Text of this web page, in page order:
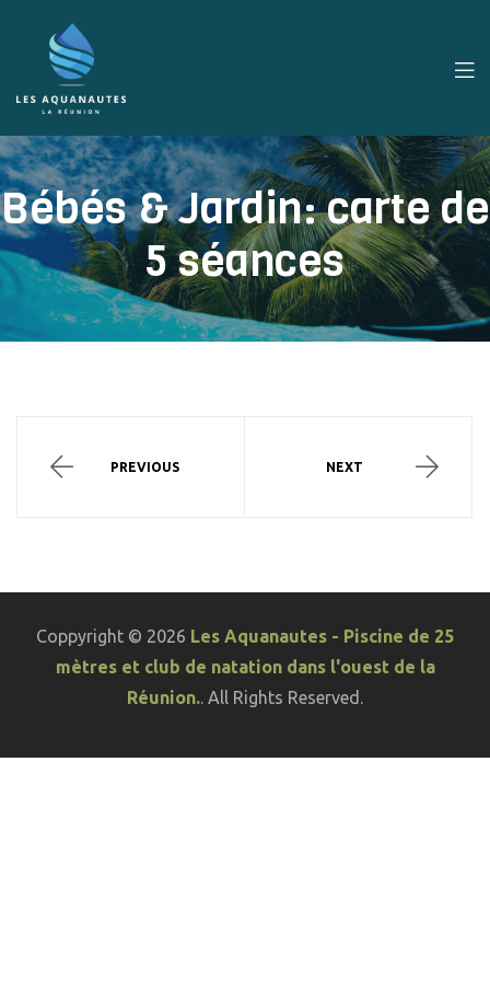
Bébés & Jardin: carte de
5 séances
PREVIOUS NEXT
Coppyright © 2026 Les Aquanautes - Piscine de 25
mètres et club de natation dans l'ouest de la
Réunion. . All Rights Reserved.